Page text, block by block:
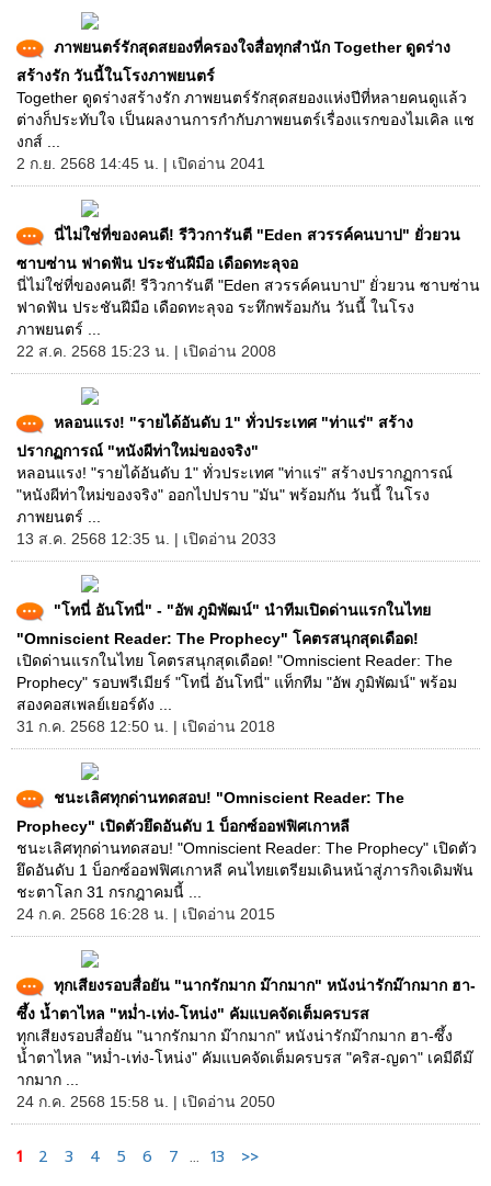
ภาพยนตร์รักสุดสยองที่ครองใจสื่อทุกสำนัก Together ดูดร่าง
สร้างรัก วันนี้ในโรงภาพยนตร์
Together ดูดร่างสร้างรัก ภาพยนตร์รักสุดสยองแห่งปีที่หลายคนดูแล้ว
ต่างก็ประทับใจ เป็นผลงานการกำกับภาพยนตร์เรื่องแรกของไมเคิล แช
งกส์ ...
2 ก.ย. 2568 14:45 น. | เปิดอ่าน 2041
นี่ไม่ใช่ที่ของคนดี! รีวิวการันตี "Eden สวรรค์คนบาป" ยั่วยวน
ซาบซ่าน ฟาดฟัน ประชันฝีมือ เดือดทะลุจอ
นี่ไม่ใช่ที่ของคนดี! รีวิวการันตี "Eden สวรรค์คนบาป" ยั่วยวน ซาบซ่าน
ฟาดฟัน ประชันฝีมือ เดือดทะลุจอ ระทึกพร้อมกัน วันนี้ ในโรง
ภาพยนตร์ ...
22 ส.ค. 2568 15:23 น. | เปิดอ่าน 2008
หลอนแรง! "รายได้อันดับ 1" ทั่วประเทศ "ท่าแร่" สร้าง
ปรากฏการณ์ "หนังผีท่าใหม่ของจริง"
หลอนแรง! "รายได้อันดับ 1" ทั่วประเทศ "ท่าแร่" สร้างปรากฏการณ์
"หนังผีท่าใหม่ของจริง" ออกไปปราบ "มัน" พร้อมกัน วันนี้ ในโรง
ภาพยนตร์ ...
13 ส.ค. 2568 12:35 น. | เปิดอ่าน 2033
"โทนี่ อันโทนี่" - "อัพ ภูมิพัฒน์" นำทีมเปิดด่านแรกในไทย
"Omniscient Reader: The Prophecy" โคตรสนุกสุดเดือด!
เปิดด่านแรกในไทย โคตรสนุกสุดเดือด! "Omniscient Reader: The
Prophecy" รอบพรีเมียร์ "โทนี่ อันโทนี่" แท็กทีม "อัพ ภูมิพัฒน์" พร้อม
สองคอสเพลย์เยอร์ดัง ...
31 ก.ค. 2568 12:50 น. | เปิดอ่าน 2018
ชนะเลิศทุกด่านทดสอบ! "Omniscient Reader: The
Prophecy" เปิดตัวยึดอันดับ 1 บ็อกซ์ออฟฟิศเกาหลี
ชนะเลิศทุกด่านทดสอบ! "Omniscient Reader: The Prophecy" เปิดตัว
ยึดอันดับ 1 บ็อกซ์ออฟฟิศเกาหลี คนไทยเตรียมเดินหน้าสู่ภารกิจเดิมพัน
ชะตาโลก 31 กรกฎาคมนี้ ...
24 ก.ค. 2568 16:28 น. | เปิดอ่าน 2015
ทุกเสียงรอบสื่อยัน "นากรักมาก ม๊ากมาก" หนังน่ารักม๊ากมาก ฮา-
ซึ้ง น้ำตาไหล "หม่ำ-เท่ง-โหน่ง" คัมแบคจัดเต็มครบรส
ทุกเสียงรอบสื่อยัน "นากรักมาก ม๊ากมาก" หนังน่ารักม๊ากมาก ฮา-ซึ้ง
น้ำตาไหล "หม่ำ-เท่ง-โหน่ง" คัมแบคจัดเต็มครบรส "คริส-ญดา" เคมีดีม๊
ากมาก ...
24 ก.ค. 2568 15:58 น. | เปิดอ่าน 2050
1 2 3 4 5 6 7 ... 13 >>